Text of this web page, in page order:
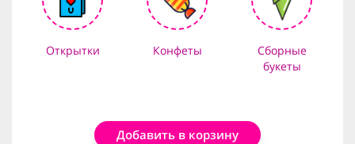
Открытки Конфеты
Сборные
букеты
Добавить в корзину